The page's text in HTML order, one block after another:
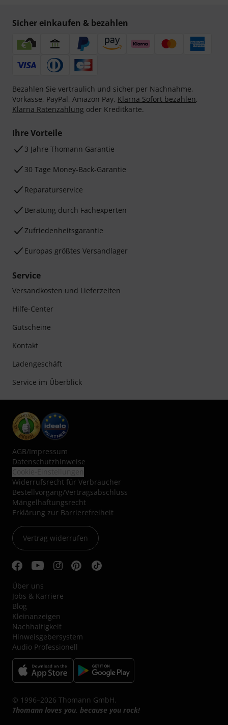
Sicher einkaufen & bezahlen
Bezahlen Sie vertraulich und sicher per Nachnahme,
Vorkasse, PayPal, Amazon Pay, Klarna Sofort bezahlen,
Klarna Ratenzahlung oder Kreditkarte.
Ihre Vorteile
3 Jahre Thomann Garantie
30 Tage Money-Back-Garantie
Reparaturservice
Beratung durch Fachexperten
Zufriedenheitsgarantie
Europas größtes Versandlager
Service
Versandkosten und Lieferzeiten
Hilfe-Center
Gutscheine
Kontakt
Ladengeschäft
Service im Überblick
AGB/Impressum
Datenschutzhinweise
Widerrufsrecht für Verbraucher
Bestellvorgang/Vertragsabschluss
Mängelhaftungsrecht
Erklärung zur Barrierefreiheit
Vertrag widerrufen
Über uns
Jobs & Karriere
Blog
Kleinanzeigen
Nachhaltigkeit
Hinweisgebersystem
Audio Professionell
© 1996–2026 Thomann GmbH.
Thomann loves you, because you rock!